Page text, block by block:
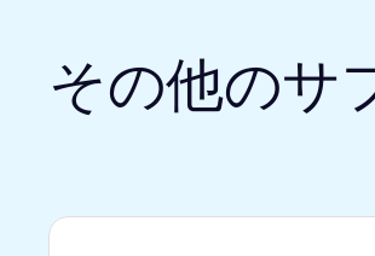
その他のサ